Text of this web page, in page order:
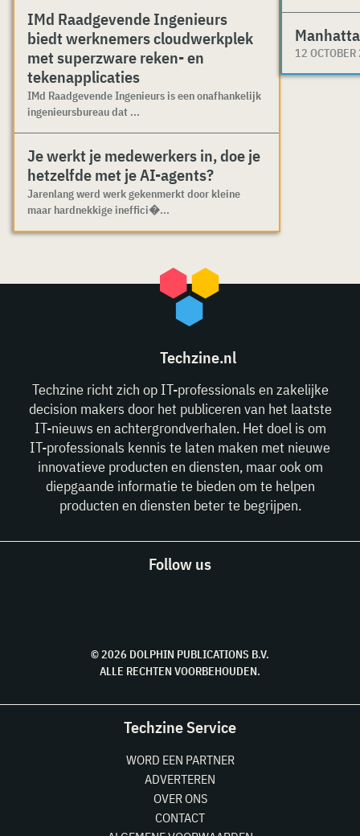
IMd Raadgevende Ingenieurs
biedt werknemers cloudwerkplek
met superzware reken- en
tekenapplicaties
IMd Raadgevende Ingenieurs is een onafhankelijk
ingenieursbureau dat ...
Je werkt je medewerkers in, doe je
hetzelfde met je AI-agents?
Jarenlang werd werk gekenmerkt door kleine
maar hardnekkige ineffici�...
12
Techzine.nl
Techzine richt zich op IT-professionals en zakelijke
decision makers door het publiceren van het laatste
IT-nieuws en achtergrondverhalen. Het doel is om
IT-professionals kennis te laten maken met nieuwe
innovatieve producten en diensten, maar ook om
diepgaande informatie te bieden om te helpen
producten en diensten beter te begrijpen.
Follow us
© 2026 DOLPHIN PUBLICATIONS B.V.
ALLE RECHTEN VOORBEHOUDEN.
Techzine Service
WORD EEN PARTNER
ADVERTEREN
OVER ONS
CONTACT